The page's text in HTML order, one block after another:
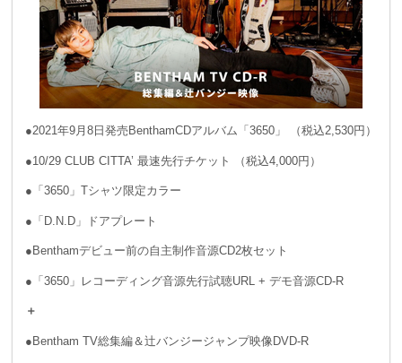
●2021年9月8日発売BenthamCDアルバム「3650」 （税込2,530円）
●10/29 CLUB CITTA’ 最速先行チケット （税込4,000円）
●「3650」Tシャツ限定カラー
●「D.N.D」ドアプレート
●Benthamデビュー前の自主制作音源CD2枚セット
●「3650」レコーディング音源先行試聴URL + デモ音源CD-R
＋
●Bentham TV総集編＆辻バンジージャンプ映像DVD-R